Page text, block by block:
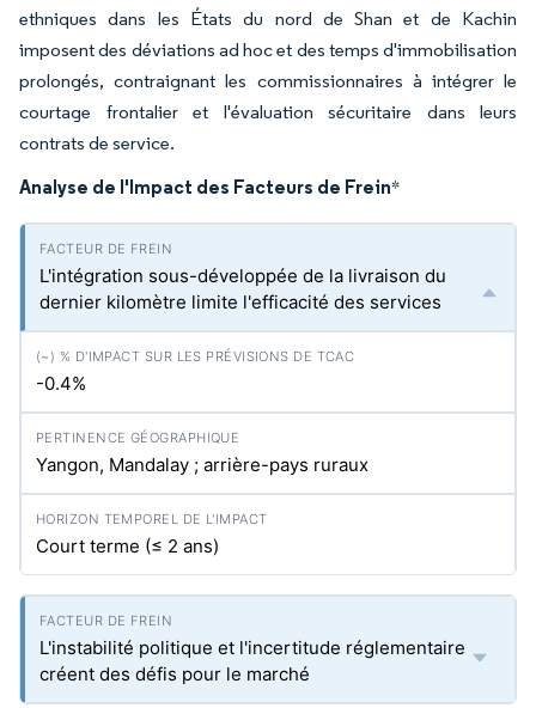
ethniques dans les États du nord de Shan et de Kachin
imposent des déviations ad hoc et des temps d'immobilisation
prolongés, contraignant les commissionnaires à intégrer le
courtage frontalier et l'évaluation sécuritaire dans leurs
contrats de service.
Analyse de l'Impact des Facteurs de Frein*
L'intégration sous-développée de la livraison du
dernier kilomètre limite l'efficacité des services
-0.4%
Yangon, Mandalay ; arrière-pays ruraux
Court terme (≤ 2 ans)
L'instabilité politique et l'incertitude réglementaire
créent des défis pour le marché